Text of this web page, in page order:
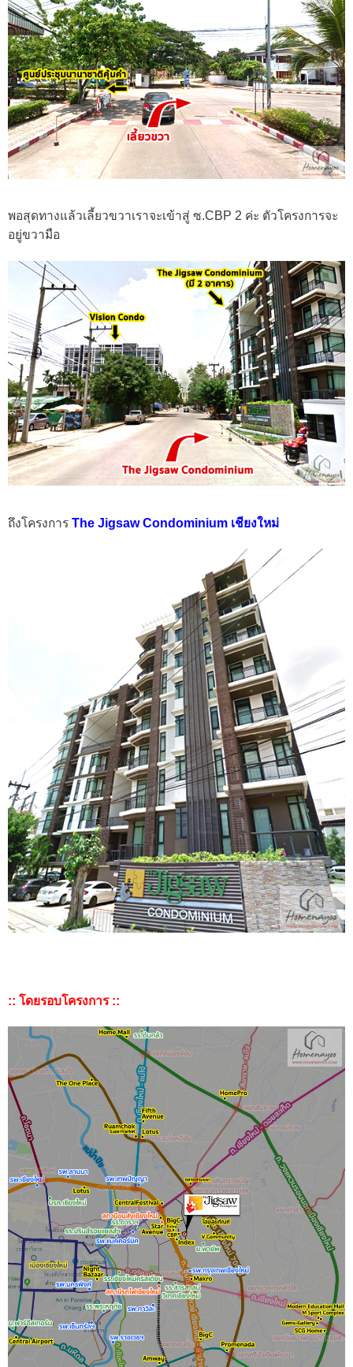
พอสุดทางแล้วเลี้ยวขวาเราจะเข้าสู่ ซ.CBP 2 ค่ะ ตัวโครงการจะ
อยู่ขวามือ
ถึงโครงการ The Jigsaw Condominium เชียงใหม่
:: โดยรอบโครงการ ::